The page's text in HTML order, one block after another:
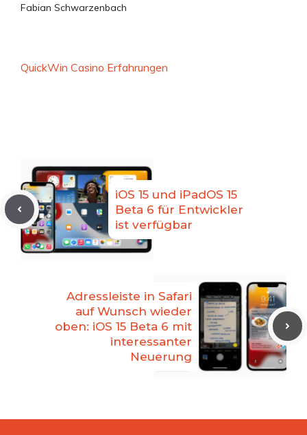
Fabian Schwarzenbach
QuickWin Casino Erfahrungen
iOS 15 und iPadOS 15
Beta 6 für Entwickler
ist verfügbar
Adressleiste in Safari
auf Wunsch wieder
oben: iOS 15 Beta 6 mit
interessanter
Neuerung